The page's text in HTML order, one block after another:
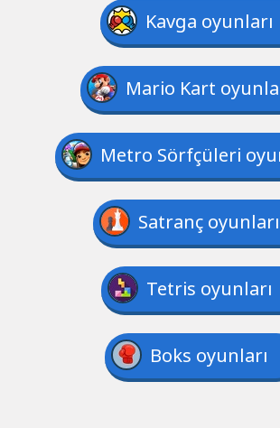
Kavga oyunları
Mario Kart
Metro Sörfçüleri
Satranç oyunları
Tetris oyunları
Boks oyunları